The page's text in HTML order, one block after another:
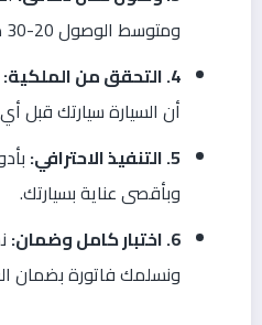
ومتوسط الوصول 20-30 دقيقة بكل المحافظات.
4. التحقق من الملكية:
أن السيارة سيارتك قبل
5. التنفيذ الاحترافي:
وبأقصى عناية بسيارتك.
6. اختبار كامل وضمان:
ونسلمك فاتورة بضمان